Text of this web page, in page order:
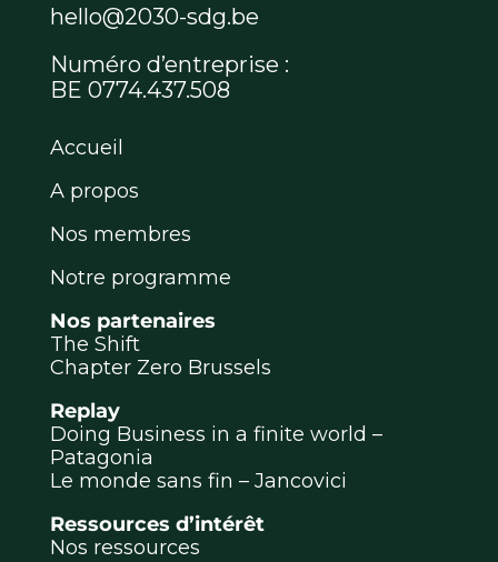
hello@2030-sdg.be
Numéro d’entreprise :
BE 0774.437.508
Accueil
A propos
Nos membres
Notre programme
Nos partenaires
The Shift
Chapter Zero Brussels
Replay
Doing Business in a finite world –
Patagonia
Le monde sans fin – Jancovici
Ressources d’intérêt
Nos ressources